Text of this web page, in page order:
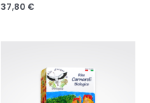
37,80 €